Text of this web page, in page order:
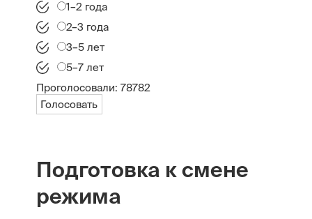
1–2 года
2–3 года
3–5 лет
5–7 лет
Проголосовали: 78782
Голосовать
Подготовка к смене
режима